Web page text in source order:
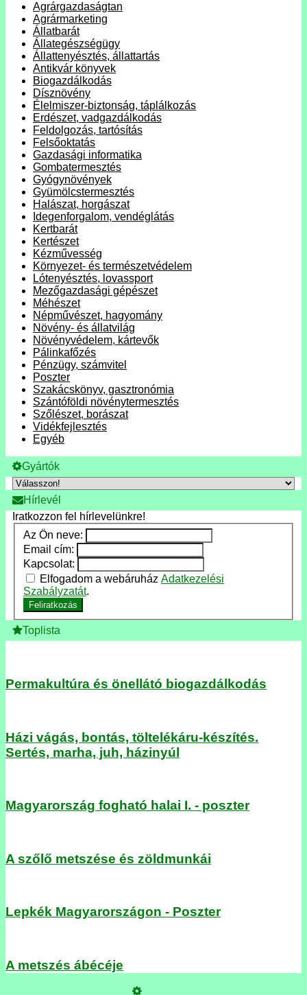
Agrárgazdaságtan
Agrármarketing
Állatbarát
Állategészségügy
Állattenyésztés, állattartás
Antikvár könyvek
Biogazdálkodás
Dísznövény
Élelmiszer-biztonság, táplálkozás
Erdészet, vadgazdálkodás
Feldolgozás, tartósítás
Felsőoktatás
Gazdasági informatika
Gombatermesztés
Gyógynövények
Gyümölcstermesztés
Halászat, horgászat
Idegenforgalom, vendéglátás
Kertbarát
Kertészet
Kézművesség
Környezet- és természetvédelem
Lótenyésztés, lovassport
Mezőgazdasági gépészet
Méhészet
Népművészet, hagyomány
Növény- és állatvilág
Növényvédelem, kártevők
Pálinkafőzés
Pénzügy, számvitel
Poszter
Szakácskönyv, gasztronómia
Szántóföldi növénytermesztés
Szőlészet, borászat
Vidékfejlesztés
Egyéb
Gyártók
Hírlevél
Iratkozzon fel hírlevelünkre!
Az Ön neve:
Email cím:
Kapcsolat:
Elfogadom a webáruház Adatkezelési
Szabályzatát.
Feliratkozás
Toplista
Permakultúra és önellátó biogazdálkodás
Házi vágás, bontás, töltelékáru-készítés.
Sertés, marha, juh, házinyúl
Magyarország fogható halai I. - poszter
A szőlő metszése és zöldmunkái
Lepkék Magyarországon - Poszter
A metszés ábécéje